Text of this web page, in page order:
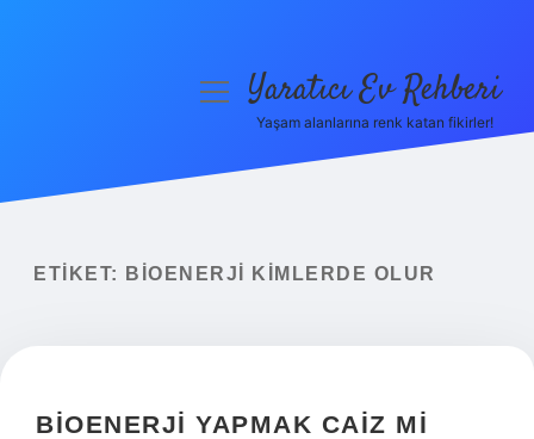
Yasal Uyarı
menüyüYaratıcı Ev Rehberi
Yaşam alanlarına renk katan fikirler!
ETIKET: BIOENERJI KIMLERDE OLUR
BIOENERJI YAPMAK CAIZ MI